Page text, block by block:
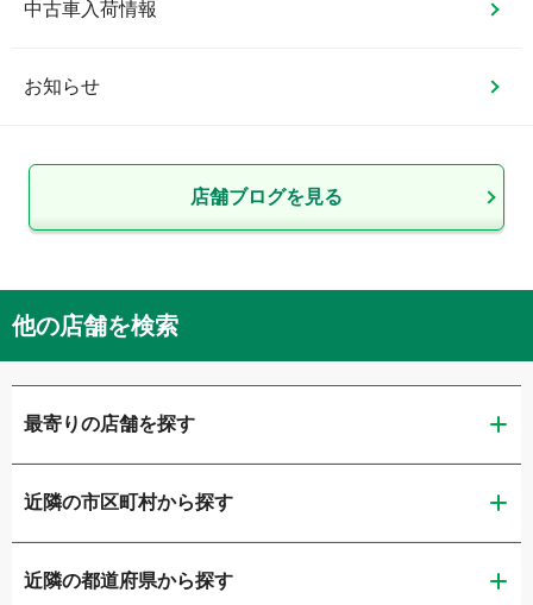
中古車入荷情報
お知らせ
店舗ブログを見る
他の店舗を検索
最寄りの店舗を探す
ガリバー福井店
ガリバー車検 福井店
近隣の市区町村から探す
福井市
近隣の都道府県から探す